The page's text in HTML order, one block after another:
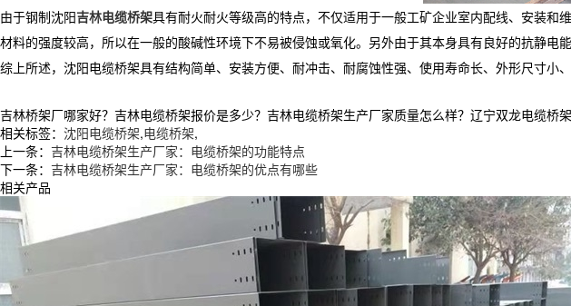
由于钢制沈阳吉林电缆桥架具有耐火耐火等级高的特点，不仅适用于一般工矿企业室内配线、安装
材料的强度较高，所以在一般的酸碱性环境下不易被侵蚀或氧化。另外由于其本身具有良好的抗静电
综上所述，沈阳电缆桥架具有结构简单、安装方便、耐冲击、耐腐蚀性强、使用寿命长、外形尺寸小
吉林桥架厂哪家好？吉林电缆桥架报价是多少？吉林电缆桥架生产厂家质量怎么样？辽宁双龙电缆
相关标签： 沈阳电缆桥架,电缆桥架,
上一条： 吉林电缆桥架生产厂家：电缆桥架的功能特点
下一条： 吉林电缆桥架生产厂家：电缆桥架的优点有哪些
相关产品